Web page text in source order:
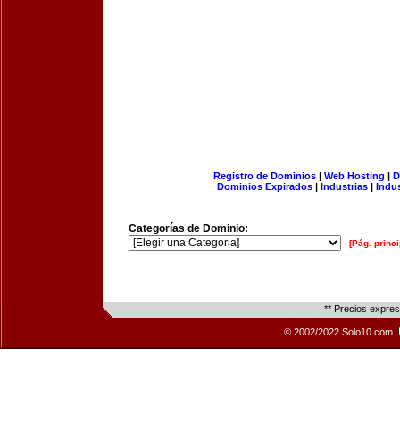
Registro de Dominios| Web Hosting |
Dominios Expirados | Industrias |
Categorías de Dominio:
[Pág.
** Precios
© 2002/2022 Solo10.com